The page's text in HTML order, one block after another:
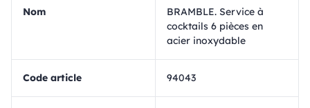
Nom
BRAMBLE. Service à
cocktails 6 pièces en
acier inoxydable
Code article 94043